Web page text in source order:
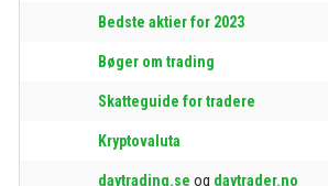
Bedste aktier for 2023
Bøger om trading
Skatteguide for tradere
Kryptovaluta
daytrading.se og daytrader.no